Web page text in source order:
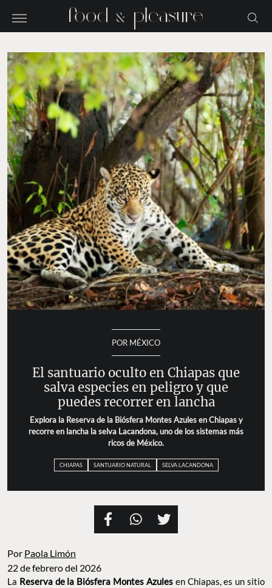
POR MÉXICO
El santuario oculto en Chiapas que
salva especies en peligro y que
puedes recorrer en lancha
Explora la Reserva de la Biósfera Montes Azules en Chiapas y
recorre en lancha la selva Lacandona, uno de los sistemas más
ricos de México.
CHIAPAS SANTUARIO NATURAL SELVA LACANDONA
Por Paola Limón
22 de febrero del 2026
La Reserva de la Biósfera Montes Azules en Chiapas, es un sitio